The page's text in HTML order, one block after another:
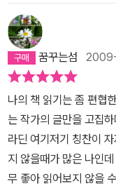
이 보기엔 늘 잘 적응하
괜찮은 아이였으니까 아
말아야지 했는데 그게
된 관계속으로 들어가야
것보다 내가 더 힘들어
친구문제와 왕따문제를
사결정을 원망했고 모
다행히 요즘 아이들은
자가 익숙하고 개인적인
내 보고 싶은 환타지 같
그리움이 아닐런지.그래
기간 동안 정말 그저 좋
는 사실. 그러나 아버지
가아니었다. 새로이 연
느 순간, 가족은 타인 아
전까지든든한 내 편은
술을 가르쳐준 누나가
게 문제가 생기면 의례
와 동생의 인생에 관여
해 미국을 떠나 영국에
신을 찾아왔을 때 두려
혹은 자기 본인이 공부
살아가는 인도 사람들의
다. 누가 봐도 인도인라
를 사용하고 가르치고
같은 민족끼리 오글오글
동화가 되어 정확한 영
와 티셔츠를 편하게 생
각하고 미국 음식을 먹
식이라도 마음 깊은 곳
충돌하는 뻐걱거림과 이
꿈꾸는섬
나의 책 읽기는 좀 편협
는 작가의 글만을 고집
라딘 여기저기 칭찬이
지 않을때가 많은 나인
무 좋아 읽어보지 않을